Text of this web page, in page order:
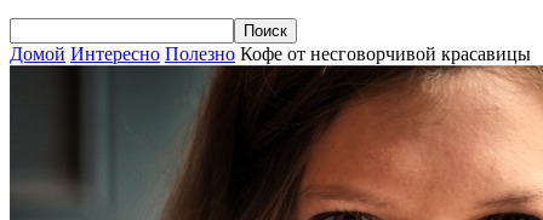
Домой Интересно Полезно Кофе от несговорчивой красавицы